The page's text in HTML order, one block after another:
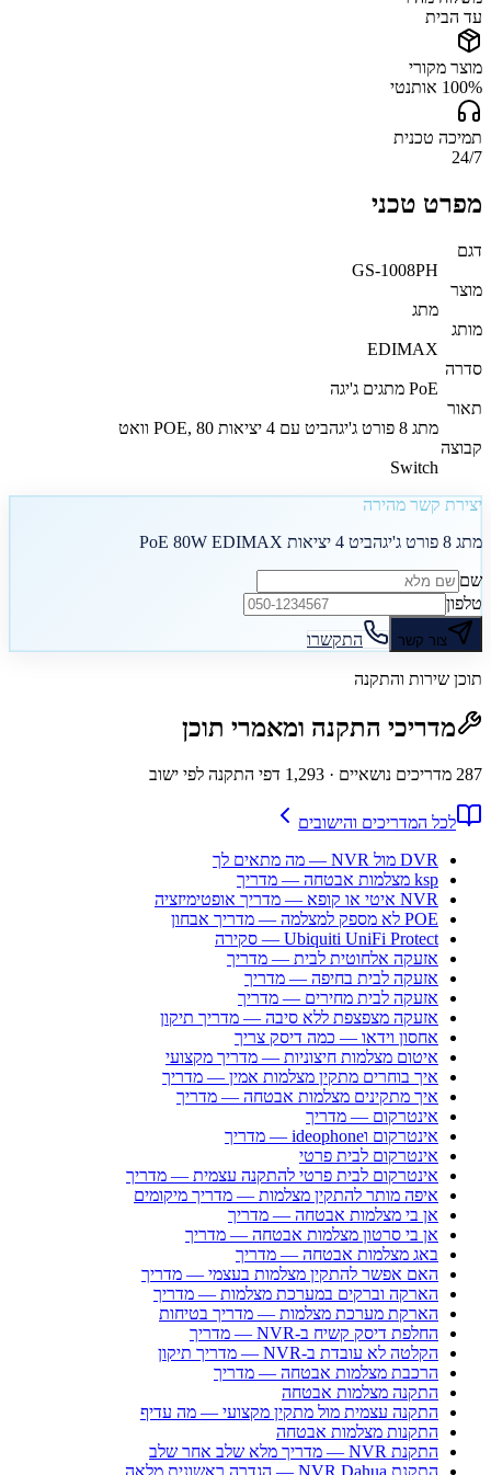
עד הבית
מוצר מקורי
100% אותנטי
תמיכה טכנית
24/7
מפרט טכני
דגם
GS-1008PH
מוצר
מתג
מותג
EDIMAX
סדרה
PoE מתגים ג'יגה
תאור
מתג 8 פורט ג'יגהביט עם 4 יציאות POE, 80 וואט
קבוצה
Switch
יצירת קשר מהירה
מתג 8 פורט ג'יגהביט 4 יציאות PoE 80W EDIMAX
שם
טלפון
צור קשר התקשרו
תוכן שירות והתקנה
מדריכי התקנה ומאמרי תוכן
287 מדריכים נושאיים · 1,293 דפי התקנה לפי ישוב
לכל המדריכים והישובים
DVR מול NVR — מה מתאים לך
ksp מצלמות אבטחה — מדריך
NVR איטי או קופא — מדריך אופטימיזציה
POE לא מספק למצלמה — מדריך אבחון
Ubiquiti UniFi Protect — סקירה
אזעקה אלחוטית לבית — מדריך
אזעקה לבית בחיפה — מדריך
אזעקה לבית מחירים — מדריך
אזעקה מצפצפת ללא סיבה — מדריך תיקון
אחסון וידאו — כמה דיסק צריך
איטום מצלמות חיצוניות — מדריך מקצועי
איך בוחרים מתקין מצלמות אמין — מדריך
איך מתקינים מצלמות אבטחה — מדריך
אינטרקום — מדריך
אינטרקום וideophone — מדריך
אינטרקום לבית פרטי
אינטרקום לבית פרטי להתקנה עצמית — מדריך
איפה מותר להתקין מצלמות — מדריך מיקומים
אן בי מצלמות אבטחה — מדריך
אן בי סרטון מצלמות אבטחה — מדריך
באג מצלמות אבטחה — מדריך
האם אפשר להתקין מצלמות בעצמי — מדריך
הארקה וברקים במערכת מצלמות — מדריך
הארקת מערכת מצלמות — מדריך בטיחות
החלפת דיסק קשיח ב-NVR — מדריך
הקלטה לא עובדת ב-NVR — מדריך תיקון
הרכבת מצלמות אבטחה — מדריך
התקנה מצלמות אבטחה
התקנה עצמית מול מתקין מקצועי — מה עדיף
התקנות מצלמות אבטחה
התקנת NVR — מדריך מלא שלב אחר שלב